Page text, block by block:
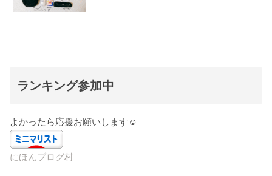
ランキング参加中
よかったら応援お願いします☺️
にほんブログ村